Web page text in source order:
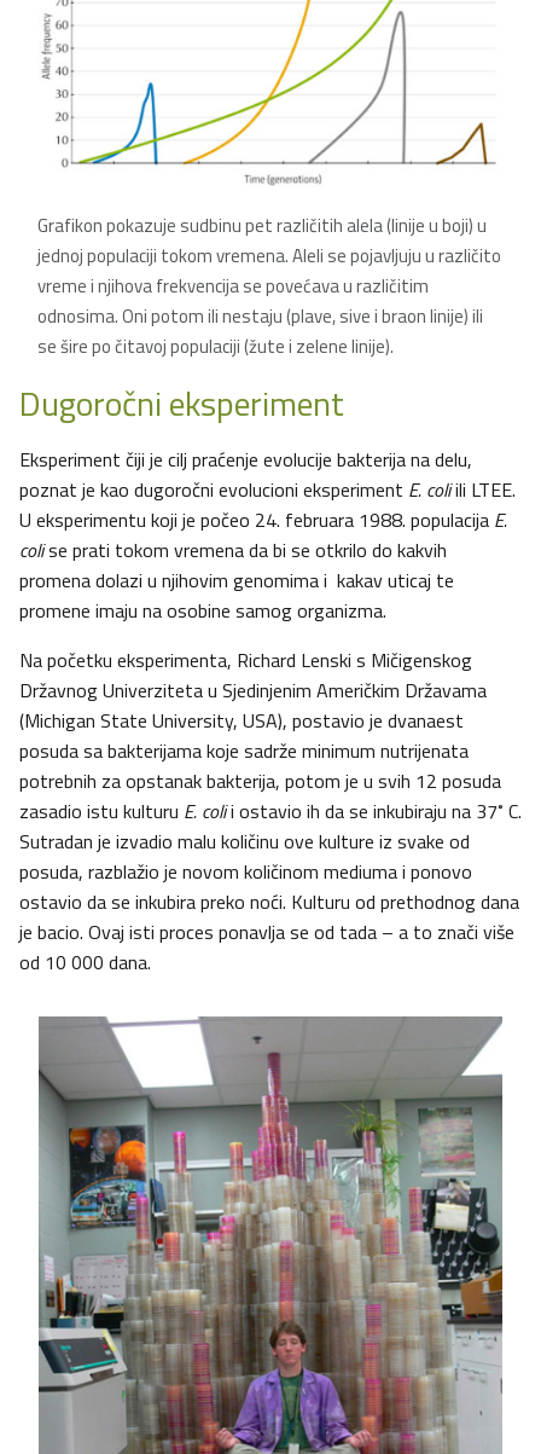
Grafikon pokazuje sudbinu pet različitih alela (linije u boji) u
jednoj populaciji tokom vremena. Aleli se pojavljuju u različito
vreme i njihova frekvencija se povećava u različitim
odnosima. Oni potom ili nestaju (plave, sive i braon linije) ili
se šire po čitavoj populaciji (žute i zelene linije).
Dugoročni eksperiment
Eksperiment čiji je cilj praćenje evolucije bakterija na delu,
poznat je kao dugoročni evolucioni eksperiment E. coliili LTEE.
U eksperimentu koji je počeo 24. februara 1988. populacija E.
colise prati tokom vremena da bi se otkrilo do kakvih
promena dolazi u njihovim genomima i kakav uticaj te
promene imaju na osobine samog organizma.
Na početku eksperimenta, Richard Lenski s Mičigenskog
Državnog Univerziteta u Sjedinjenim Američkim Državama
(Michigan State University, USA), postavio je dvanaest
posuda sa bakterijama koje sadrže minimum nutrijenata
potrebnih za opstanak bakterija, potom je u svih 12 posuda
zasadio istu kulturu E. colii ostavio ih da se inkubiraju na 37˚ C.
Sutradan je izvadio malu količinu ove kulture iz svake od
posuda, razblažio je novom količinom mediuma i ponovo
ostavio da se inkubira preko noći. Kulturu od prethodnog dana
je bacio. Ovaj isti proces ponavlja se od tada – a to znači više
od 10 000 dana.